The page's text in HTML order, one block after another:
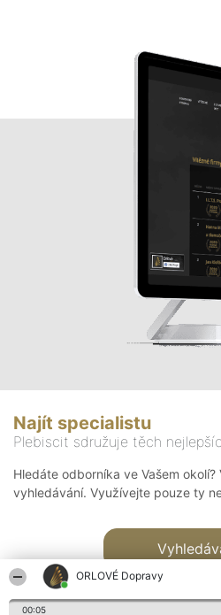
ORLOVÉ Dopravy
00:05
Najít specialistu
Plebiscit sdružuje těch
Hledáte odborníka ve Vašem
vyhledávání. Využívejte pouze ty